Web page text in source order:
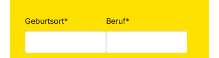
Geburtsort* Beruf*